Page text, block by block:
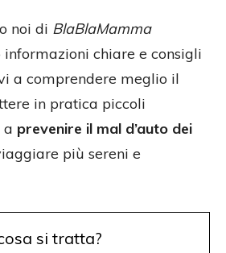
noi di BlaBlaMamma
chiare e consigli
a comprendere meglio il
in pratica piccoli
a prevenire il mal d’auto dei
più sereni e
si tratta?